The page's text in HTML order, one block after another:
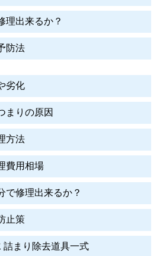
理出来るか？
防法
劣化
まりの原因
方法
費用相場
で修理出来るか？
止策
詰まり除去道具一式